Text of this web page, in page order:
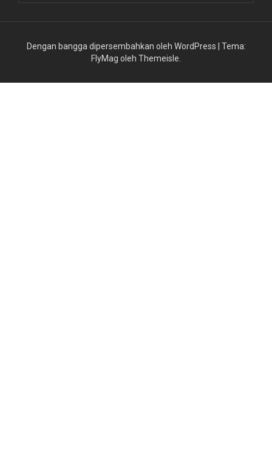
Dengan bangga dipersembahkan oleh WordPress
Tema:
FlyMag oleh Themeisle.